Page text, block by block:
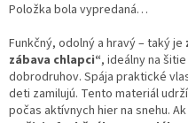
Položka bola vypredaná…
Funkčný, odolný a hravý – taký je
zábava chlapci“, ideálny na
dobrodruhov. Spája praktické
deti zamilujú. Tento materiál
počas aktívnych hier na snehu.